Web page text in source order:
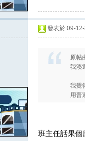
發表於 09-
原帖
我湊
我覺
用普
班主任話果個